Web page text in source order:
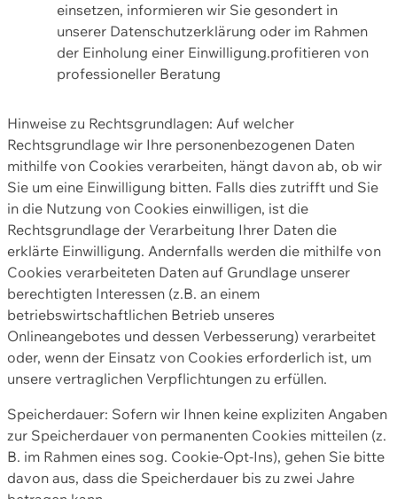
einsetzen, informieren wir Sie gesondert in
unserer Datenschutzerklärung oder im Rahmen
der Einholung einer Einwilligung.profitieren von
professioneller Beratung
Hinweise zu Rechtsgrundlagen: Auf welcher
Rechtsgrundlage wir Ihre personenbezogenen Daten
mithilfe von Cookies verarbeiten, hängt davon ab, ob wir
Sie um eine Einwilligung bitten. Falls dies zutrifft und Sie
in die Nutzung von Cookies einwilligen, ist die
Rechtsgrundlage der Verarbeitung Ihrer Daten die
erklärte Einwilligung. Andernfalls werden die mithilfe von
Cookies verarbeiteten Daten auf Grundlage unserer
berechtigten Interessen (z.B. an einem
betriebswirtschaftlichen Betrieb unseres
Onlineangebotes und dessen Verbesserung) verarbeitet
oder, wenn der Einsatz von Cookies erforderlich ist, um
unsere vertraglichen Verpflichtungen zu erfüllen.
Speicherdauer: Sofern wir Ihnen keine expliziten Angaben
zur Speicherdauer von permanenten Cookies mitteilen (z.
B. im Rahmen eines sog. Cookie-Opt-Ins), gehen Sie bitte
davon aus, dass die Speicherdauer bis zu zwei Jahre